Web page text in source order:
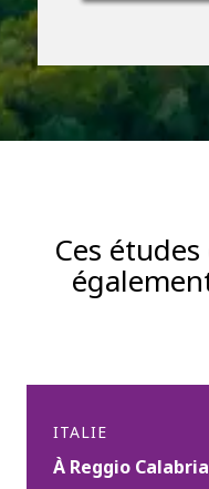
Ces
ITALIE
À Reggio Calabria